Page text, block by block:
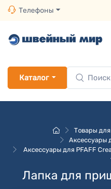
Телефоны
Каталог
Товары
Аксессуары
Аксессуары для PFAFF
Лапка для